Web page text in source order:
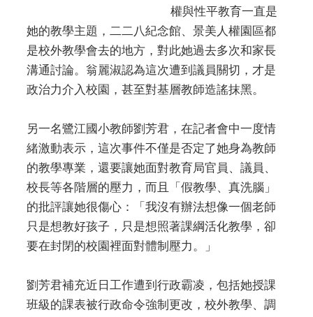
權與性平教育一直是
她的教學主題，二二八紀念館、景美人權園區都
是校外教學會去的地方，對此她過去多次和家長
溝通討論。翁麗淑認為這次遭到議員關切，才是
政治力介入校園，甚至對基層教師造謠抹黑。
另一名鷺江國小教師劉芳君，在記者會中一度情
緒激動表示，這次事件不僅是否定了她身為教師
的教學專業，還要讓她面對教育局官員、議員、
校長等各階層的壓力，而且「假教學、真洗腦」
的批評讓她很傷心：「我沒有辦法想像一個老師
只是想教好孩子，只是想照著課綱活化教學，卻
要在封閉的校園裡面對體制壓力。」
劉芳君補充近日工作遭到行政霸凌，包括她授課
班級的課表被行政命令強制更改，校外教學、調